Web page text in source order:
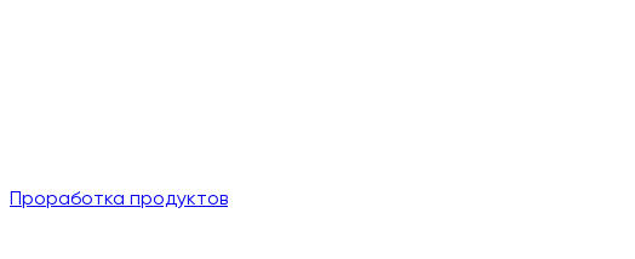
Проработка продуктов